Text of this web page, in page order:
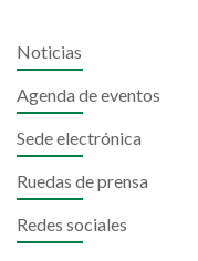
Noticias
Agenda de eventos
Sede electrónica
Ruedas de prensa
Redes sociales